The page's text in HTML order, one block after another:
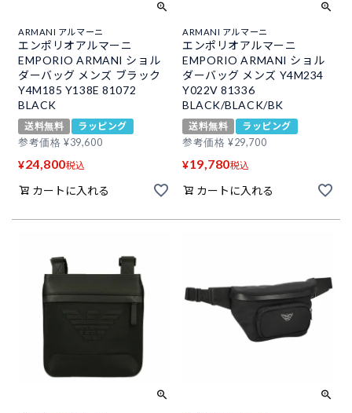
ARMANI アルマーニ
エンポリオアルマーニ
EMPORIO ARMANI ショル
ダーバッグ メンズ ブラック
Y4M185 Y138E 81072
BLACK
送料無料
ラッピング
参考価格 ¥39,600
¥24,800税込
カートに入れる
ARMANI アルマーニ
エンポリオアルマーニ
EMPORIO ARMANI ショル
ダーバッグ メンズ Y4M234
Y022V 81336
BLACK/BLACK/BK
送料無料
ラッピング
参考価格 ¥29,700
¥19,780税込
カートに入れる